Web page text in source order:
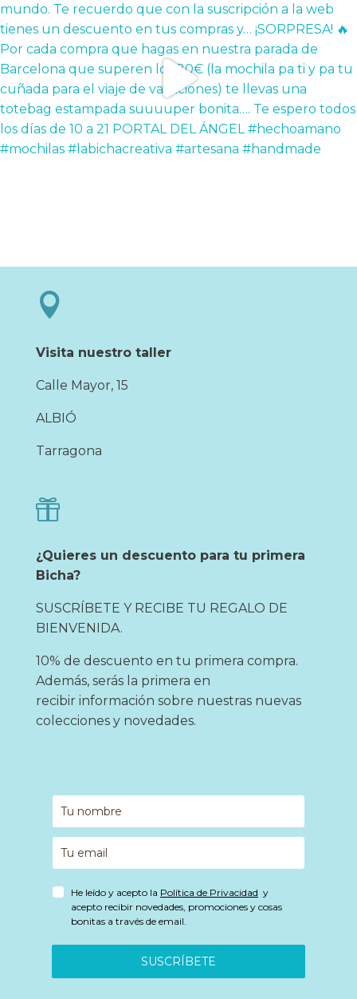

Visita nuestro taller
Calle Mayor, 15
ALBIÓ
Tarragona

¿Quieres un descuento para tu primera
Bicha?
SUSCRÍBETE Y RECIBE TU REGALO DE
BIENVENIDA.
10% de descuento en tu primera compra.
Además, serás la primera en
recibir información sobre nuestras nuevas
colecciones y novedades.
He leído y acepto la Política de Privacidad y
acepto recibir novedades, promociones y cosas
bonitas a través de email.
SUSCRÍBETE